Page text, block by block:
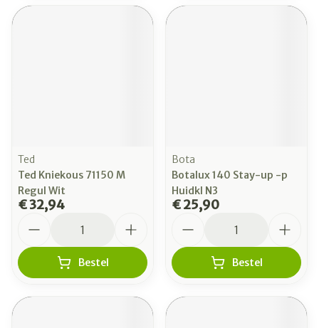
Ted
Ted Kniekous 71150 M
Regul Wit
€ 32,94
Bestel
Bota
Botalux 140 Stay-up -p
Huidkl N3
€ 25,90
Bestel